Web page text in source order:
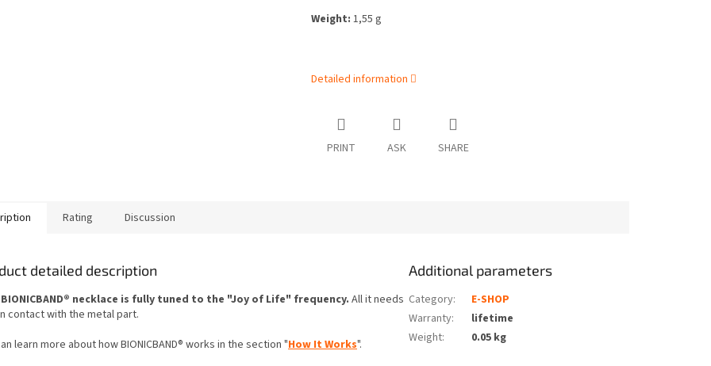
Weight: 1,55 g
Detailed information
PRINT ASK SHARE
Rating Discussion
detailed description
necklace is fully tuned to the "Joy of Life" frequency. All it needs
contact with the metal part.
learn more about how BIONICBAND® works in the section "How It Works".
Additional parameters
Category:
E-SHOP
Warranty:
lifetime
Weight: 0.05 kg